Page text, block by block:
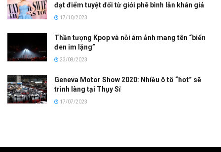
đạt điểm tuyệt đối từ giới phê bình lẫn khán giả
17/10/2023
Thần tượng Kpop và nỗi ám ảnh mang tên “biển
đen im lặng”
23/08/2023
Geneva Motor Show 2020: Nhiều ô tô “hot” sẽ
trình làng tại Thụy Sĩ
17/07/2023